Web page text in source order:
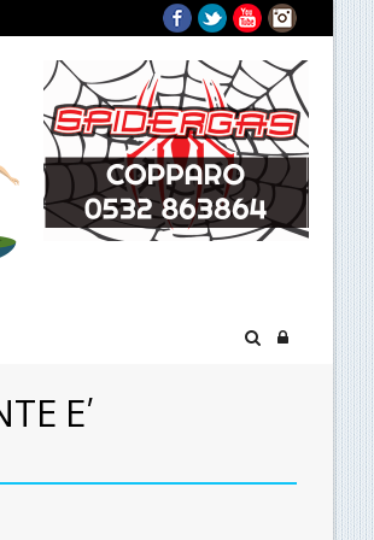
Facebook
TwitterYouTubeInstagram
E’